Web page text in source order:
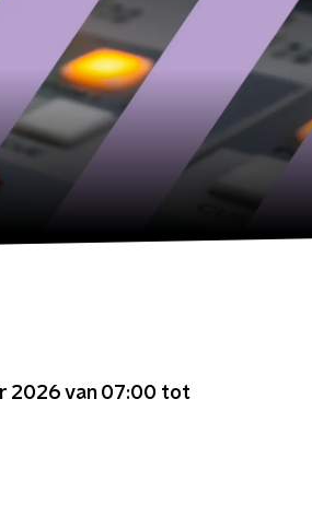
2026 van 07:00 tot